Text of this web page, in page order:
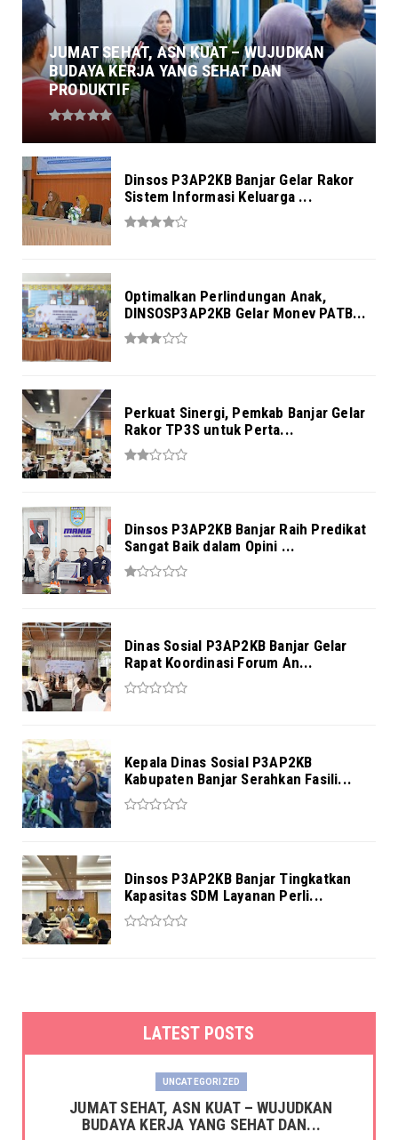
JUMAT SEHAT, ASN KUAT – WUJUDKAN
BUDAYA KERJA YANG SEHAT DAN
PRODUKTIF
Dinsos P3AP2KB Banjar Gelar Rakor
Sistem Informasi Keluarga ...
Optimalkan Perlindungan Anak,
DINSOSP3AP2KB Gelar Monev PATB...
Perkuat Sinergi, Pemkab Banjar Gelar
Rakor TP3S untuk Perta...
Dinsos P3AP2KB Banjar Raih Predikat
Sangat Baik dalam Opini ...
Dinas Sosial P3AP2KB Banjar Gelar
Rapat Koordinasi Forum An...
Kepala Dinas Sosial P3AP2KB
Kabupaten Banjar Serahkan Fasili...
Dinsos P3AP2KB Banjar Tingkatkan
Kapasitas SDM Layanan Perli...
LATEST POSTS
UNCATEGORIZED
JUMAT SEHAT, ASN KUAT – WUJUDKAN
BUDAYA KERJA YANG SEHAT DAN...